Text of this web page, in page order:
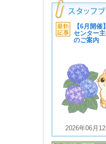
【6月開
センター
のご案内
2026年06月